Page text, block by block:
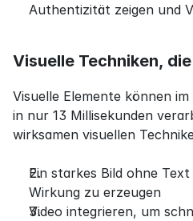
Authentizität zeigen und
Visuelle Techniken,
Visuelle Elemente können
in nur 13 Millisekunden
wirksamen visuellen
Ein starkes Bild ohne
Wirkung zu erzeugen
Video integrieren, um